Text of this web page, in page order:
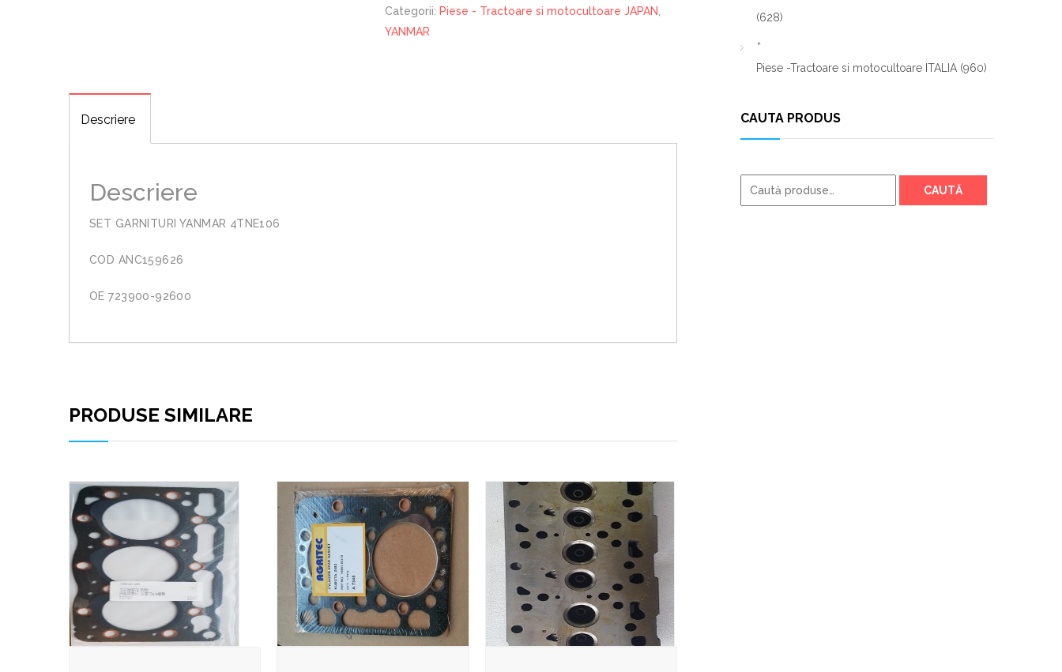
Categorii: Piese - Tractoare si motocultoare JAPAN
YANMAR
Descriere
Descriere
SET GARNITURI YANMAR 4TNE106
COD ANC159626
OE 723900-92600
PRODUSE SIMILARE
(628)
Piese -Tractoare si motocultoare ITALIA (960)
CAUTA PRODUS
Caută
după:
CAUTĂ